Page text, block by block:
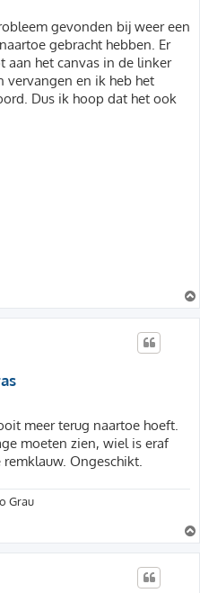
gevonden bij weer een
gebracht hebben. Er
aan het canvas in de linker
vervangen en ik heb het
Dus ik hoop dat het ook
meer terug naartoe hoeft.
moeten zien, wiel is eraf
Ongeschikt.
Grau